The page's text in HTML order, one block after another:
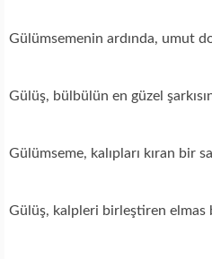
Gülümsemenin ardında, umut
Gülüş, bülbülün en güzel
Gülümseme, kalıpları kıran bir
Gülüş, kalpleri birleştiren elmas